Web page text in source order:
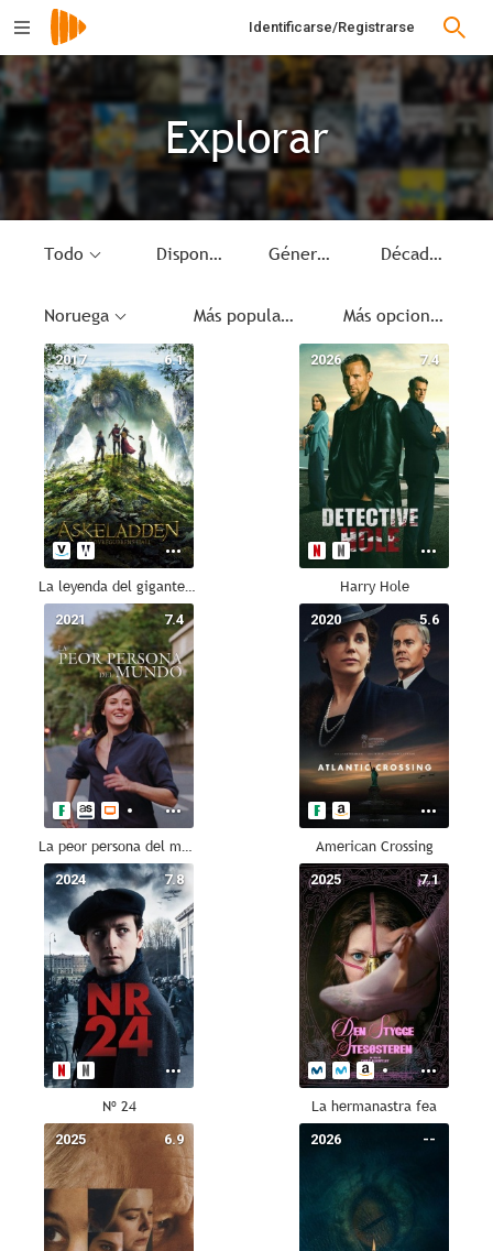
Identificarse/Registrarse
Explorar
Todo Disponible Género Década
Noruega Más populares Más opciones
6.1
2017
La leyenda del gigante de la montaña
7.4
2026
Harry Hole
7.4
2021
La peor persona del mundo
5.6
2020
American Crossing
7.8
2024
Nº 24
7.1
2025
La hermanastra fea
6.9
2025 --
2026